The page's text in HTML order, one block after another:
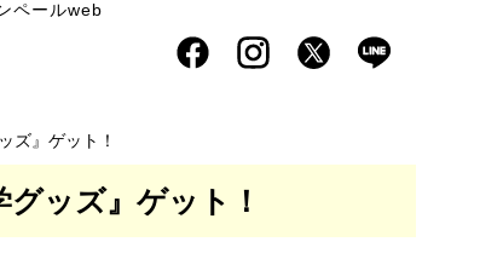
ペールweb
ズ』ゲット！
ッズ』ゲット！